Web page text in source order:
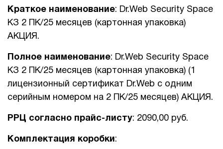
Краткое наименование: Dr.Web Security Space
КЗ 2 ПК/25 месяцев (картонная упаковка)
АКЦИЯ.
Полное наименование: Dr.Web Security Space
КЗ 2 ПК/25 месяцев (картонная упаковка) (1
лицензионный сертификат Dr.Web с одним
серийным номером на 2 ПК/25 месяцев) АКЦИЯ.
РРЦ согласно прайс-листу: 2090,00 руб.
Комплектация коробки: